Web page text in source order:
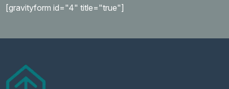
[gravityform id="4" title="true"]